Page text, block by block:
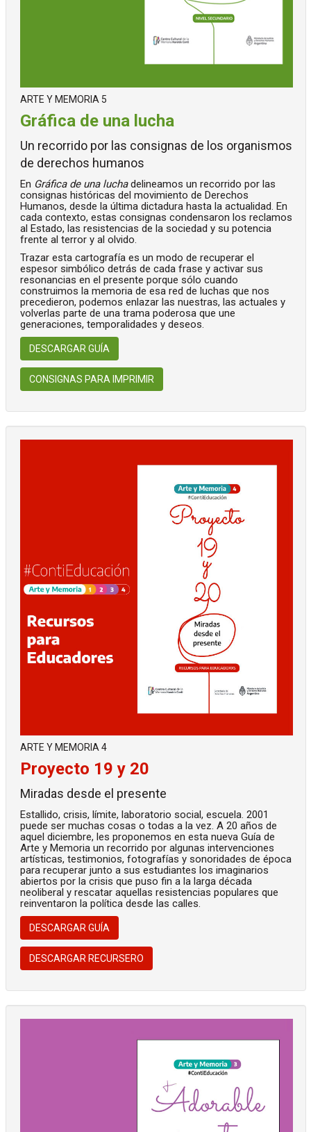
ARTE Y MEMORIA 5
Gráfica de una lucha
Un recorrido por las consignas de los organismos
de derechos humanos
En Gráfica de una luchadelineamos un recorrido por las
consignas históricas del movimiento de Derechos
Humanos, desde la última dictadura hasta la actualidad. En
cada contexto, estas consignas condensaron los reclamos
al Estado, las resistencias de la sociedad y su potencia
frente al terror y al olvido.
Trazar esta cartografía es un modo de recuperar el
espesor simbólico detrás de cada frase y activar sus
resonancias en el presente porque sólo cuando
construimos la memoria de esa red de luchas que nos
precedieron, podemos enlazar las nuestras, las actuales y
volverlas parte de una trama poderosa que une
generaciones, temporalidades y deseos.
DESCARGAR GUÍA
CONSIGNAS PARA IMPRIMIR
ARTE Y MEMORIA 4
Proyecto 19 y 20
Miradas desde el presente
Estallido, crisis, límite, laboratorio social, escuela. 2001
puede ser muchas cosas o todas a la vez. A 20 años de
aquel diciembre, les proponemos en esta nueva Guía de
Arte y Memoria un recorrido por algunas intervenciones
artísticas, testimonios, fotografías y sonoridades de época
para recuperar junto a sus estudiantes los imaginarios
abiertos por la crisis que puso fin a la larga década
neoliberal y rescatar aquellas resistencias populares que
reinventaron la política desde las calles.
DESCARGAR GUÍA
DESCARGAR RECURSERO